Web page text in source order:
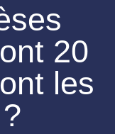
20
les